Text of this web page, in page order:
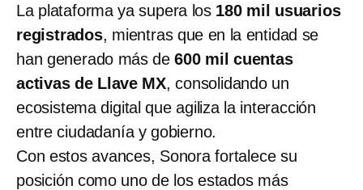
La plataforma ya supera los 180 mil usuarios
registrados, mientras que en la entidad se
han generado más de600 mil cuentas
activas de Llave MX, consolidando un
ecosistema digital que agiliza la interacción
entre ciudadanía y gobierno.
Con estos avances, Sonora fortalece su
posición como uno de los estados más